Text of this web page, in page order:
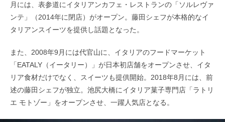
月には、表参道にイタリアンカフェ・レストランの「ソルレヴァ
ンテ」（2014年に閉店）がオープン。藤田シェフが本格的なイ
タリアンスイーツを提供し話題となった。
また、2008年9月には代官山に、イタリアのフードマーケット
「EATALY（イータリー）」が日本初店舗をオープンさせ、イタ
リア食材だけでなく、スイーツも提供開始。2018年8月には、前
述の藤田シェフが独立。池尻大橋にイタリア菓子専門店「ラトリ
エ モトゾー」をオープンさせ、一躍人気店となる。